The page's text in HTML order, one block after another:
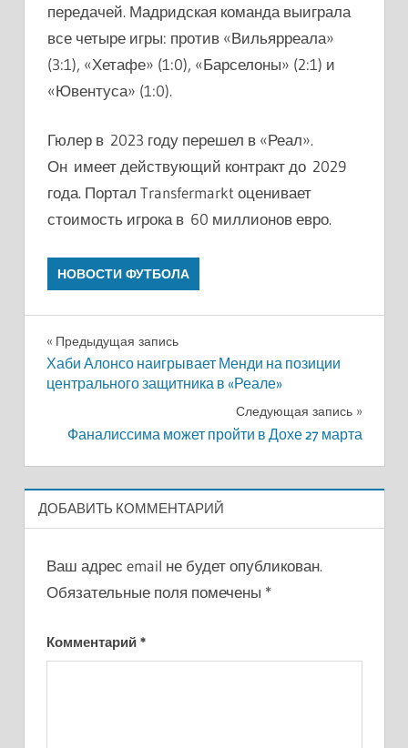
передачей. Мадридская команда выиграла
все четыре игры: против «Вильярреала»
(3:1), «Хетафе» (1:0), «Барселоны» (2:1) и
«Ювентуса» (1:0).
Гюлер в 2023 году перешел в «Реал».
Он имеет действующий контракт до 2029
года. Портал Transfermarkt оценивает
стоимость игрока в 60 миллионов евро.
НОВОСТИ ФУТБОЛА
Навигация
по
Предыдущая запись
Хаби Алонсо наигрывает Менди на позиции
центрального защитника в «Реале»
Следующая запись
Фаналиссима может пройти в Дохе 27 марта
ДОБАВИТЬ КОММЕНТАРИЙ
Ваш адрес email не будет опубликован.
Обязательные поля помечены *
Комментарий *